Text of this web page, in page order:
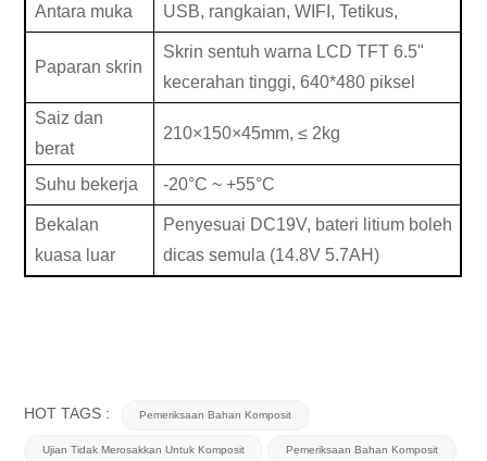
Antara muka USB, rangkaian, WIFI, Tetikus,
Paparan skrin
Skrin sentuh warna LCD TFT 6.5"
kecerahan tinggi, 640*480 piksel
Saiz dan
berat
210×150×45mm, ≤ 2kg
Suhu bekerja -20°C ~ +55°C
Bekalan
kuasa luar
Penyesuai DC19V, bateri litium boleh
dicas semula (14.8V 5.7AH)
HOT TAGS : Pemeriksaan Bahan Komposit
Ujian Tidak Merosakkan Untuk Komposit Pemeriksaan Bahan Komposit